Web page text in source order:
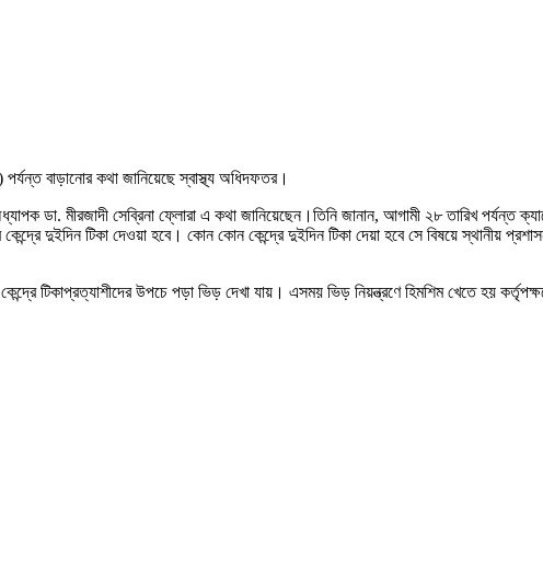
বাড়ানোর কথা জানিয়েছে স্বাস্থ্য অধিদফতর।
ডা. মীরজাদী সেব্রিনা ফ্লোরা এ কথা জানিয়েছেন।তিনি জানান, আগামী ২৮ তারিখ পর্যন্ত
দুইদিন টিকা দেওয়া হবে। কোন কোন কেন্দ্রে দুইদিন টিকা দেয়া হবে সে বিষয়ে স্থানীয়
টিকাপ্রত্যাশীদের উপচে পড়া ভিড় দেখা যায়। এসময় ভিড় নিয়ন্ত্রণে হিমশিম খেতে হয়